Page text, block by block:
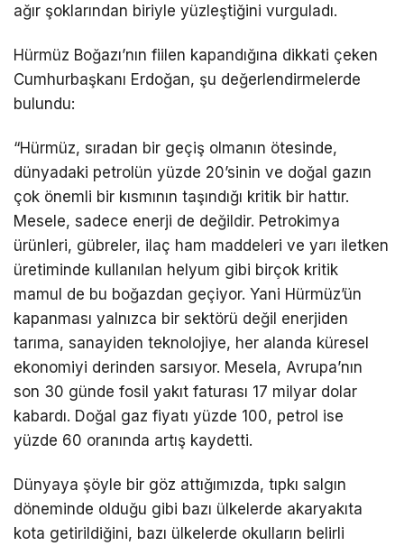
ağır şoklarından biriyle yüzleştiğini vurguladı.
Hürmüz Boğazı’nın fiilen kapandığına dikkati çeken
Cumhurbaşkanı Erdoğan, şu değerlendirmelerde
bulundu:
“Hürmüz, sıradan bir geçiş olmanın ötesinde,
dünyadaki petrolün yüzde 20’sinin ve doğal gazın
çok önemli bir kısmının taşındığı kritik bir hattır.
Mesele, sadece enerji de değildir. Petrokimya
ürünleri, gübreler, ilaç ham maddeleri ve yarı iletken
üretiminde kullanılan helyum gibi birçok kritik
mamul de bu boğazdan geçiyor. Yani Hürmüz’ün
kapanması yalnızca bir sektörü değil enerjiden
tarıma, sanayiden teknolojiye, her alanda küresel
ekonomiyi derinden sarsıyor. Mesela, Avrupa’nın
son 30 günde fosil yakıt faturası 17 milyar dolar
kabardı. Doğal gaz fiyatı yüzde 100, petrol ise
yüzde 60 oranında artış kaydetti.
Dünyaya şöyle bir göz attığımızda, tıpkı salgın
döneminde olduğu gibi bazı ülkelerde akaryakıta
kota getirildiğini, bazı ülkelerde okulların belirli